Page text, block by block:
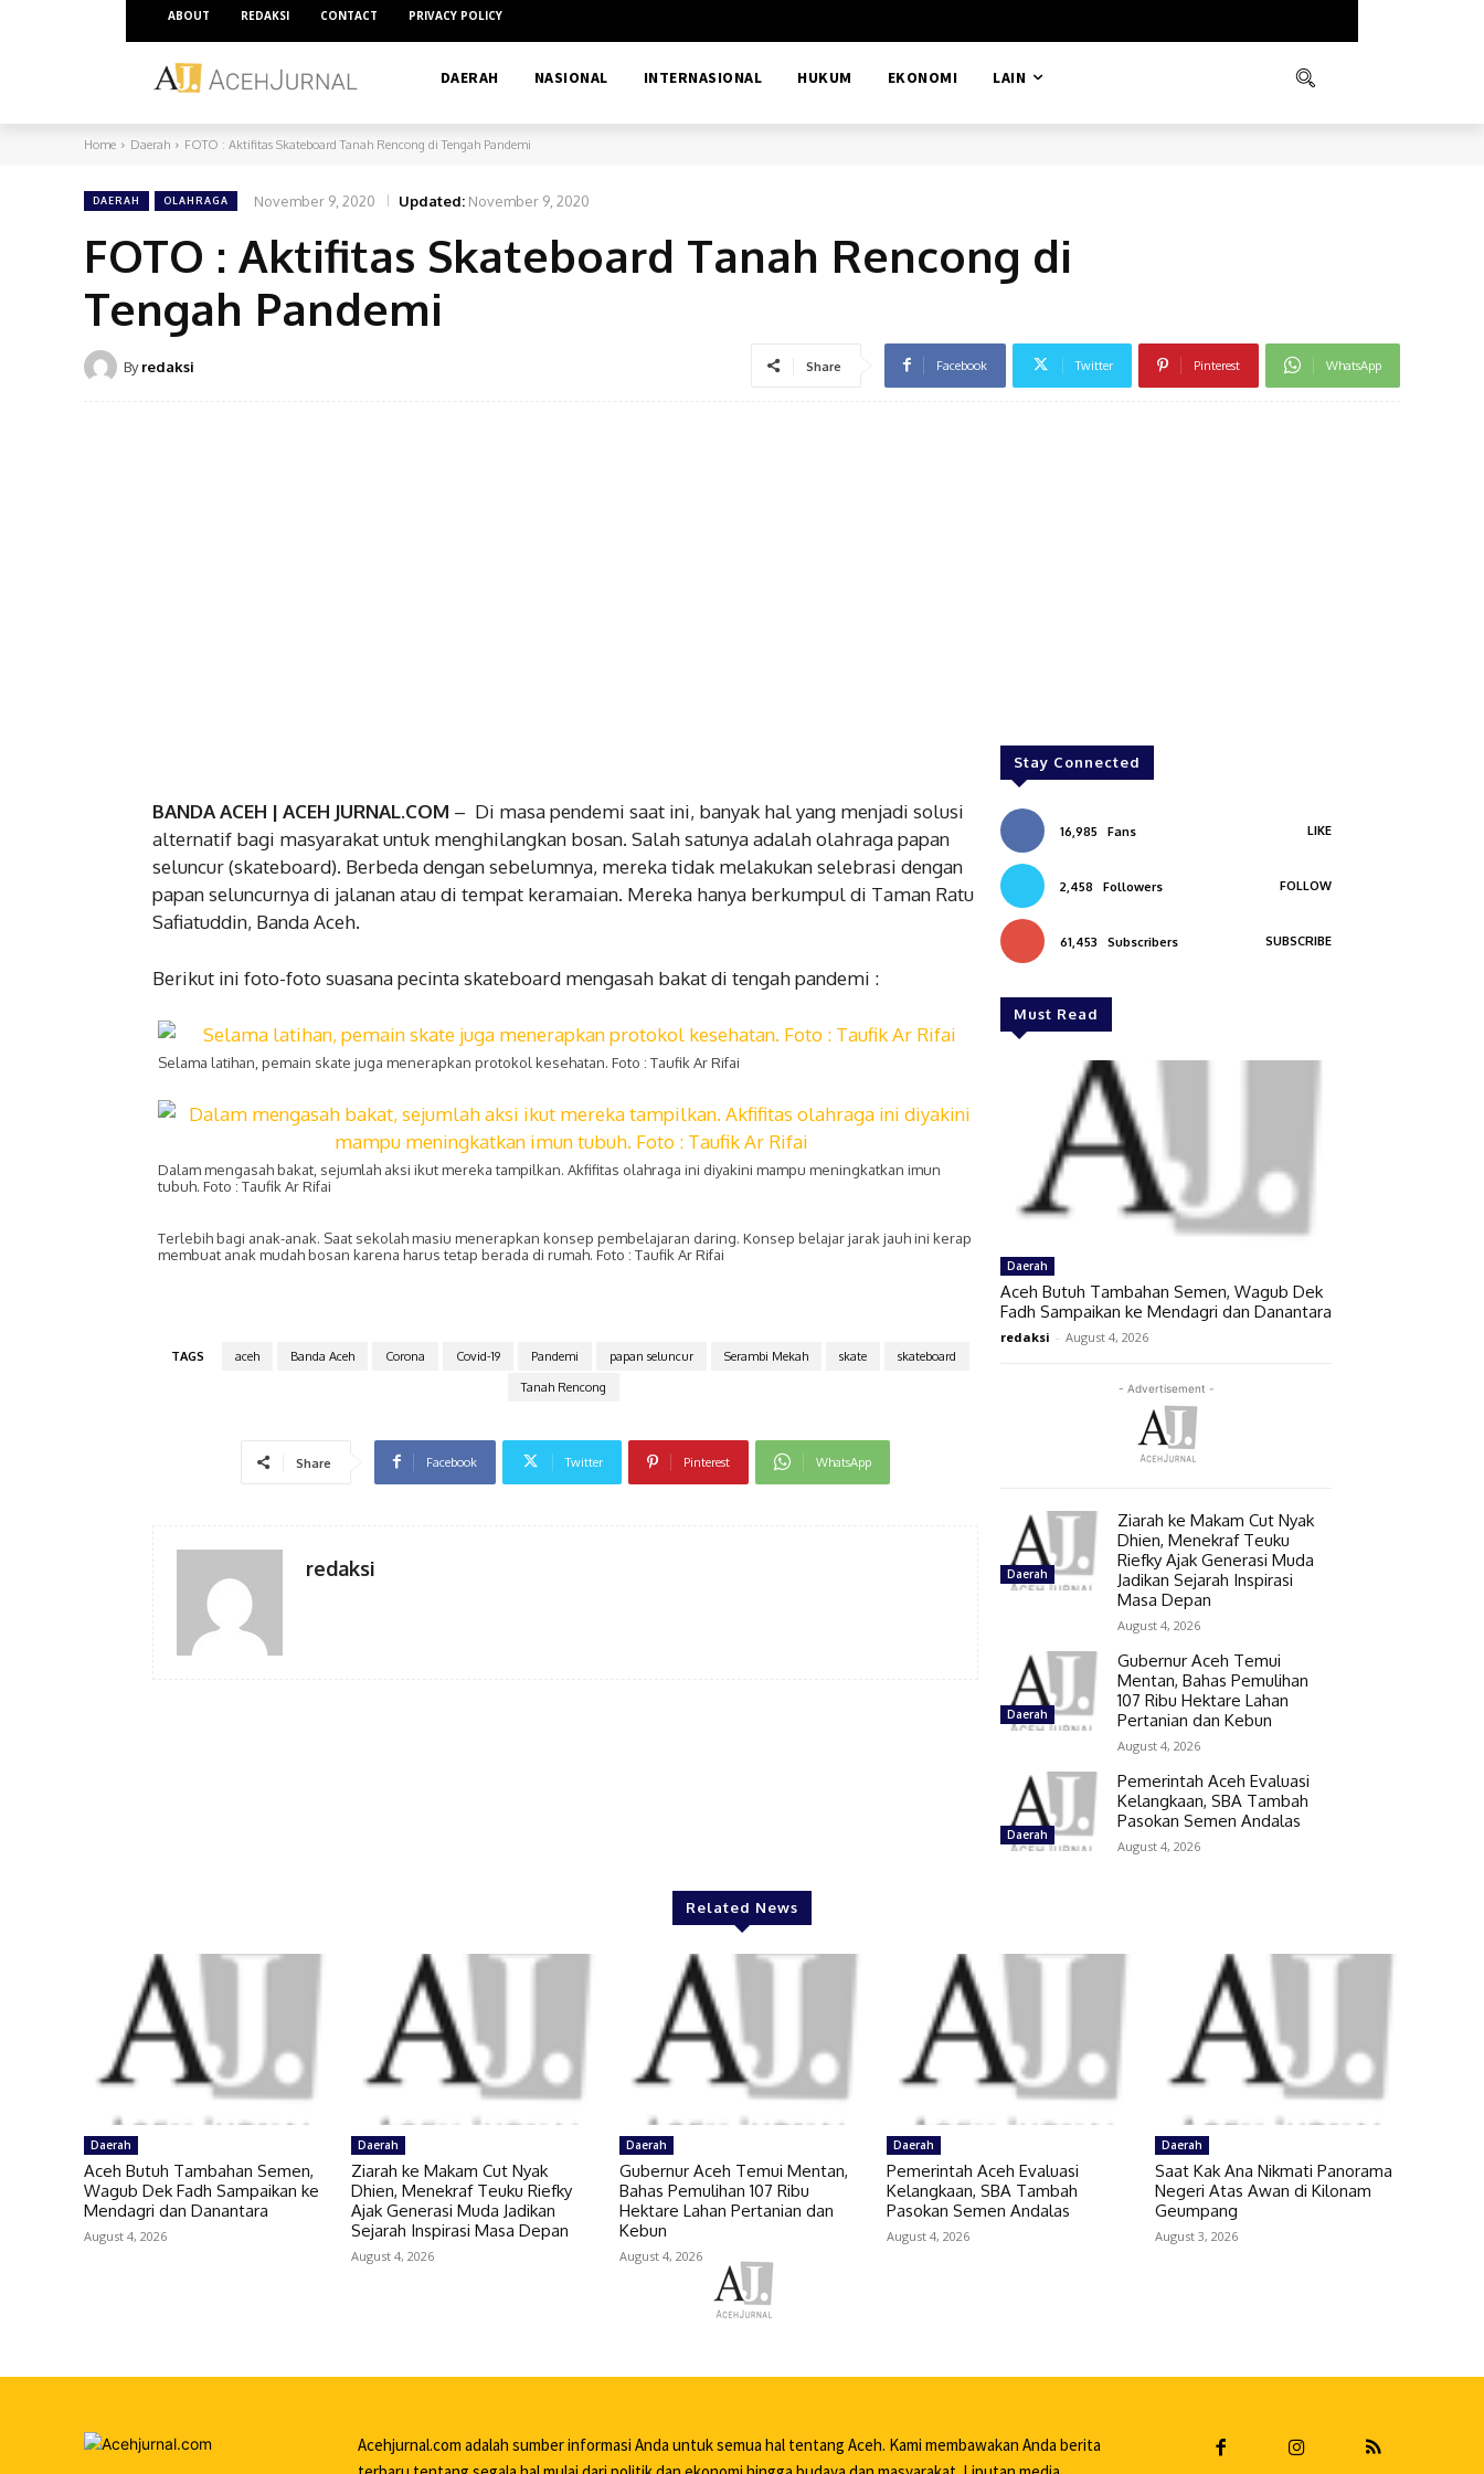
ABOUT REDAKSI CONTACT PRIVACY POLICY
DAERAH NASIONAL INTERNASIONAL HUKUM EKONOMI LAIN
Home Daerah FOTO : Aktifitas Skateboard Tanah Rencong di Tengah Pandemi
DAERAH OLAHRAGA November 9, 2020 Updated: November 9, 2020
FOTO : Aktifitas Skateboard Tanah Rencong di
Tengah Pandemi
By redaksi Share Facebook Twitter Pinterest WhatsApp
BANDA ACEH | ACEH JURNAL.COM – Di masa pendemi saat ini, banyak hal yang menjadi solusi
alternatif bagi masyarakat untuk menghilangkan bosan. Salah satunya adalah olahraga papan
seluncur (skateboard). Berbeda dengan sebelumnya, mereka tidak melakukan selebrasi dengan
papan seluncurnya di jalanan atau di tempat keramaian. Mereka hanya berkumpul di Taman Ratu
Safiatuddin, Banda Aceh.
Berikut ini foto-foto suasana pecinta skateboard mengasah bakat di tengah pandemi :
Selama latihan, pemain skate juga menerapkan protokol kesehatan. Foto : Taufik Ar Rifai
Dalam mengasah bakat, sejumlah aksi ikut mereka tampilkan. Akfifitas olahraga ini diyakini mampu meningkatkan imun
tubuh. Foto : Taufik Ar Rifai
Terlebih bagi anak-anak. Saat sekolah masiu menerapkan konsep pembelajaran daring. Konsep belajar jarak jauh ini kerap
membuat anak mudah bosan karena harus tetap berada di rumah. Foto : Taufik Ar Rifai
TAGS aceh Banda Aceh Corona Covid-19 Pandemi papan seluncur Serambi Mekah skate
skateboard
Tanah Rencong
Share Facebook Twitter Pinterest WhatsApp
redaksi
Stay Connected
16,985 Fans LIKE
2,458 Followers FOLLOW
61,453 Subscribers SUBSCRIBE
Must Read
Daerah
Aceh Butuh Tambahan Semen, Wagub Dek
Fadh Sampaikan ke Mendagri dan Danantara
redaksi - August 4, 2026
- Advertisement -
Daerah
Ziarah ke Makam Cut Nyak
Dhien, Menekraf Teuku
Riefky Ajak Generasi Muda
Jadikan Sejarah Inspirasi
Masa Depan
August 4, 2026
Daerah
Gubernur Aceh Temui
Mentan, Bahas Pemulihan
107 Ribu Hektare Lahan
Pertanian dan Kebun
August 4, 2026
Daerah
Pemerintah Aceh Evaluasi
Kelangkaan, SBA Tambah
Pasokan Semen Andalas
August 4, 2026
Related News
Daerah
Aceh Butuh Tambahan Semen,
Wagub Dek Fadh Sampaikan ke
Mendagri dan Danantara
August 4, 2026
Daerah
Ziarah ke Makam Cut Nyak
Dhien, Menekraf Teuku Riefky
Ajak Generasi Muda Jadikan
Sejarah Inspirasi Masa Depan
August 4, 2026
Daerah
Gubernur Aceh Temui Mentan,
Bahas Pemulihan 107 Ribu
Hektare Lahan Pertanian dan
Kebun
August 4, 2026
Daerah
Pemerintah Aceh Evaluasi
Kelangkaan, SBA Tambah
Pasokan Semen Andalas
August 4, 2026
Daerah
Saat Kak Ana Nikmati Panorama
Negeri Atas Awan di Kilonam
Geumpang
August 3, 2026
Acehjurnal.com adalah sumber informasi Anda untuk semua hal tentang Aceh. Kami membawakan Anda berita